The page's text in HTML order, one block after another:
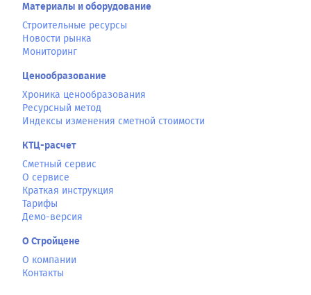
Материалы и оборудование
Строительные ресурсы
Новости рынка
Мониторинг
Ценообразование
Хроника ценообразования
Ресурсный метод
Индексы изменения сметной стоимости
КТЦ-расчет
Сметный сервис
О сервисе
Краткая инструкция
Тарифы
Демо-версия
О Стройцене
О компании
Контакты